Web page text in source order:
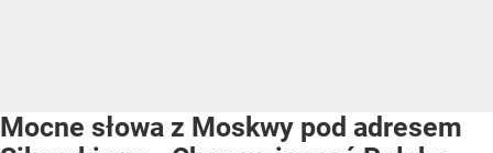
Mocne słowa z Moskwy pod adresem